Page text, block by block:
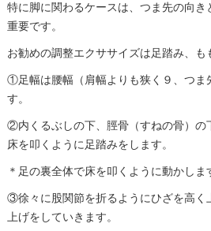
特に脚に関わるケースは、つま先の向
重要です。
お勧めの調整エクササイズは足踏み、も
①足幅は腰幅（肩幅よりも狭く９、つま
す。
②内くるぶしの下、脛骨（すねの骨）の
床を叩くように足踏みをします。
＊足の裏全体で床を叩くように動かしま
③徐々に股関節を折るようにひざを高く
上げをしていきます。